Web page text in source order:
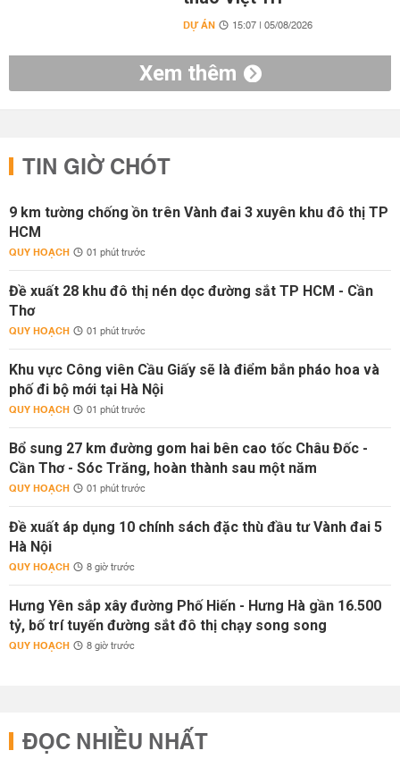
DỰ ÁN 15:07 | 05/08/2026
Xem thêm
TIN GIỜ CHÓT
9 km tường chống ồn trên Vành đai 3 xuyên khu đô thị TP
HCM
QUY HOẠCH 01 phút trước
Đề xuất 28 khu đô thị nén dọc đường sắt TP HCM - Cần
Thơ
QUY HOẠCH 01 phút trước
Khu vực Công viên Cầu Giấy sẽ là điểm bắn pháo hoa và
phố đi bộ mới tại Hà Nội
QUY HOẠCH 01 phút trước
Bổ sung 27 km đường gom hai bên cao tốc Châu Đốc -
Cần Thơ - Sóc Trăng, hoàn thành sau một năm
QUY HOẠCH 01 phút trước
Đề xuất áp dụng 10 chính sách đặc thù đầu tư Vành đai 5
Hà Nội
QUY HOẠCH 8 giờ trước
Hưng Yên sắp xây đường Phố Hiến - Hưng Hà gần 16.500
tỷ, bố trí tuyến đường sắt đô thị chạy song song
QUY HOẠCH 8 giờ trước
ĐỌC NHIỀU NHẤT